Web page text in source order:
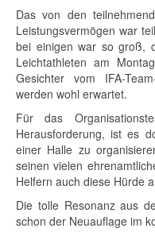
Das von den
Leistungsvermögen war
bei einigen war so groß,
Leichtathleten am
Gesichter vom IFA-
werden wohl erwartet.
Für das
Herausforderung, ist es
einer Halle zu
seinen vielen
Helfern auch diese Hürde
Die tolle Resonanz aus
schon der Neuauflage im